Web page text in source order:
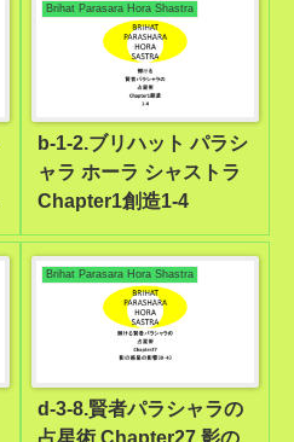
Brihat Parasara Hora Shastra
b-1-2.ブリハット パラシ
ャラ ホーラ シャストラ
Chapter1創造1-4
Brihat Parasara Hora Shastra
d-3-8.賢者パラシャラの